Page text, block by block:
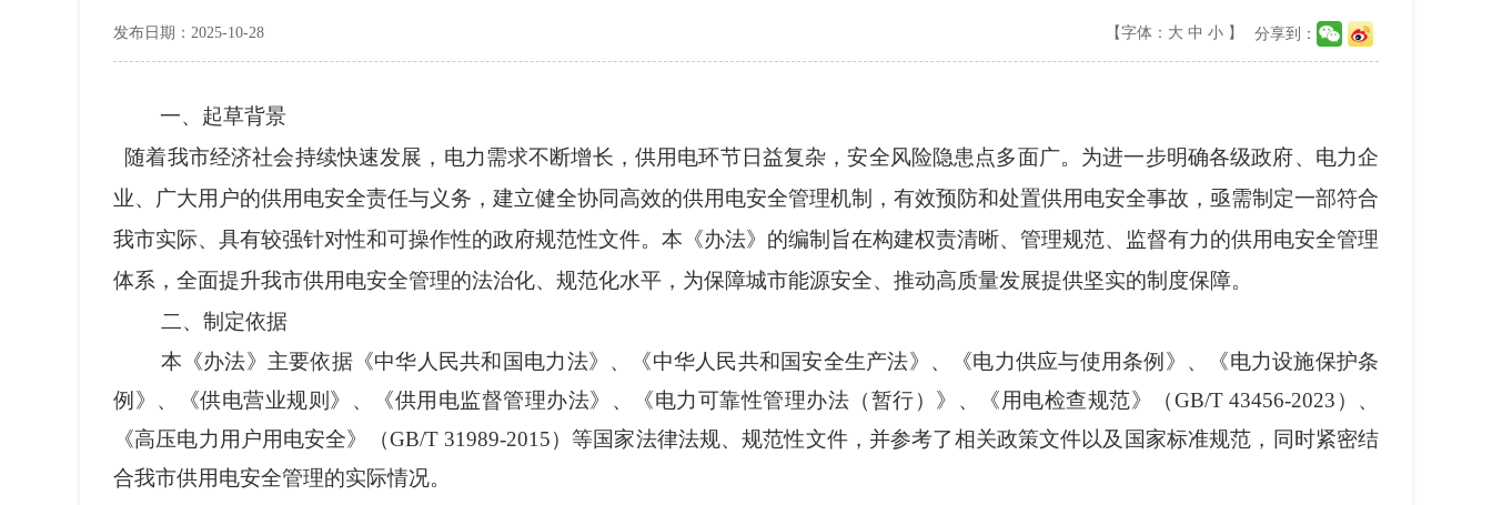
发布日期：2025-10-28 【字体： 大 中 小 】 分享到：
一、 起草背景
随着我市经济社会持续快速发展，电力需求不断增长，供用电环节日益复杂，安全风险隐患点多面广。为进一步明确各级政府、电力企
业、广大用户的供用电安全责任与义务，建立健全协同高效的供用电安全管理机制，有效预防和处置供用电安全事故，亟需制定一部符合
我市实际、具有较强针对性和可操作性的政府规范性文件。本《办法》的编制旨在构建权责清晰、管理规范、监督有力的供用电安全管理
体系，全面提升我市供用电安全管理的法治化、规范化水平，为保障城市能源安全、推动高质量发展提供坚实的制度保障。
二、 制定依据
本《办法》主要依据《中华人民共和国电力法》、《中华人民共和国安全生产法》 、
《电力供应与使用条例》、《电力设施保护条
例》、
《供电营业规则 》、 《供用电监督管理办法》、《电力可靠性管理办法（暂行）》、《用电检查规范》（GB/T 43456-2023）、
《高压电力用户用电安全》（GB/T 31989-2015）等国家法律法规、规范性文件， 并参考了相关政策文件以及国家标准规范， 同时紧密结
合我市供用电安全管理的实际情况。